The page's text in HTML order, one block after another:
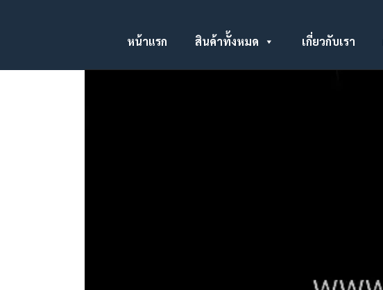
หน้าแรก สินค้าทั้งหมด เกี่ยวกับเรา